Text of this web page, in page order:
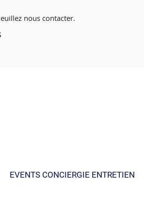
nous contacter.
EVENTS CONCIERGIE ENTRETIEN